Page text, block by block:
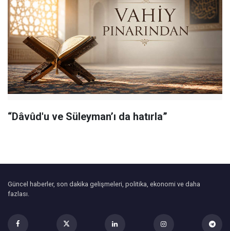
“Dâvûd'u ve Süleyman’ı da hatırla”
Güncel haberler, son dakika gelişmeleri, politika, ekonomi ve daha
fazlası.